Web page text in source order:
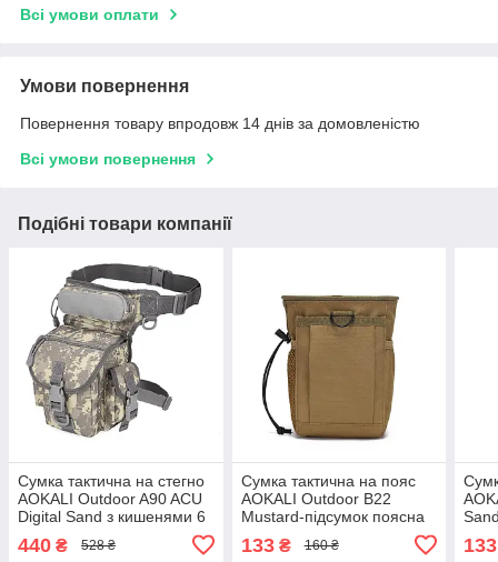
Всі умови оплати
Умови повернення
Повернення товару впродовж 14 днів за домовленістю
Всі умови повернення
Подібні товари компанії
Сумка тактична на стегно
AOKALI Outdoor A90 ACU
Digital Sand з кишенями 6
440 ₴ 528 ₴
Сумка тактична на пояс
AOKALI Outdoor B22
Mustard-підсумок поясна
133₴ 160 ₴ 133